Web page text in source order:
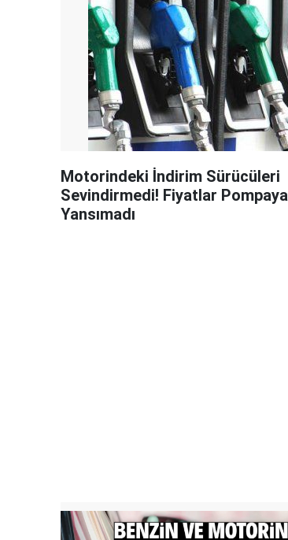
Motorindeki İndirim Sürücüleri
Sevindirmedi! Fiyatlar Pompaya
Yansımadı